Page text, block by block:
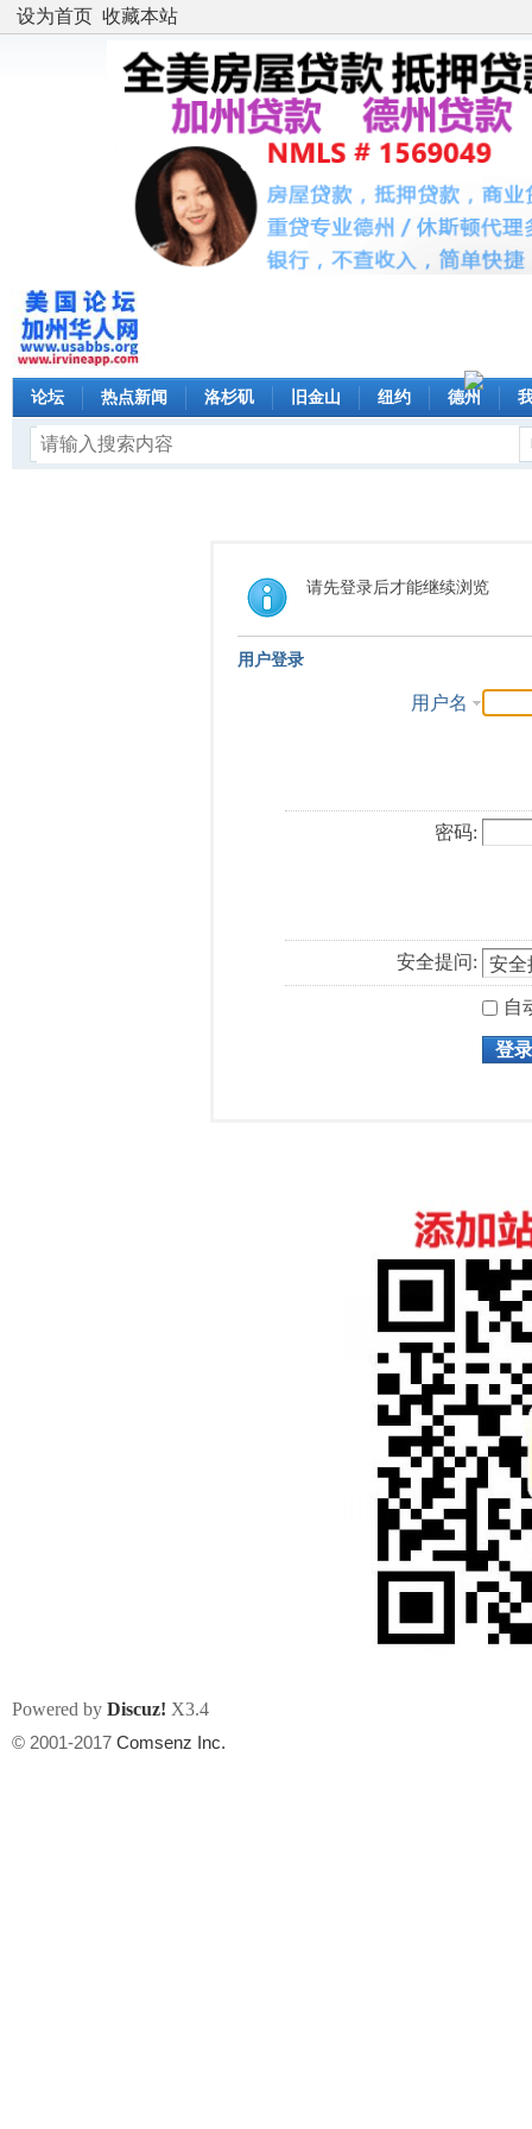
设为首页 收藏本站
论坛 热点新闻 洛杉矶 旧金山 纽约 德州
请先登录后才能继续浏览
用户登录
用户名
密码:
安全提问:
自
登录
Powered by Discuz! X3.4
© 2001-2017 Comsenz Inc.